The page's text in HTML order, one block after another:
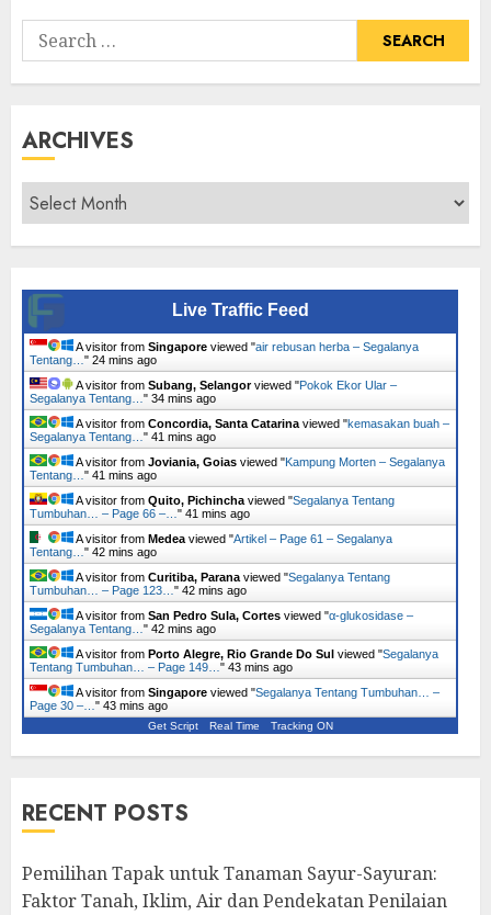
Search
for:
ARCHIVES
Archives
Live Traffic Feed
A visitor from Singapore viewed "air rebusan herba – Segalanya
Tentang… " 24 mins ago
A visitor from Subang, Selangorviewed "Pokok Ekor Ular –
Segalanya Tentang… " 34 mins ago
A visitor from Concordia, Santa Catarina viewed "kemasakan buah –
Segalanya Tentang… " 41 mins ago
A visitor from Joviania, Goias viewed "Kampung Morten – Segalanya
Tentang… " 41 mins ago
A visitor from Quito, Pichincha viewed "Segalanya Tentang
Tumbuhan… – Page 66 –… " 42 mins ago
A visitor from Medea viewed "Artikel – Page 61 – Segalanya
Tentang… " 42 mins ago
A visitor from Curitiba, Parana viewed "Segalanya Tentang
Tumbuhan… – Page 123… " 42 mins ago
A visitor from San Pedro Sula, Cortes viewed "α-glukosidase –
Segalanya Tentang… " 42 mins ago
A visitor from Porto Alegre, Rio Grande Do Sul viewed "Segalanya
Tentang Tumbuhan… – Page 149… " 43 mins ago
A visitor from Singapore viewed "Segalanya Tentang Tumbuhan… –
Page 30 –… " 43 mins ago
Get Script Real Time Tracking ON
RECENT POSTS
Pemilihan Tapak untuk Tanaman Sayur-Sayuran:
Faktor Tanah, Iklim, Air dan Pendekatan Penilaian